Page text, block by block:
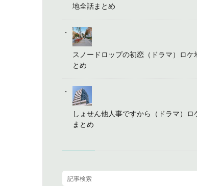
地全話まとめ
スノードロップの初恋（ドラマ）ロケ
とめ
しょせん他人事ですから（ドラマ）ロ
まとめ